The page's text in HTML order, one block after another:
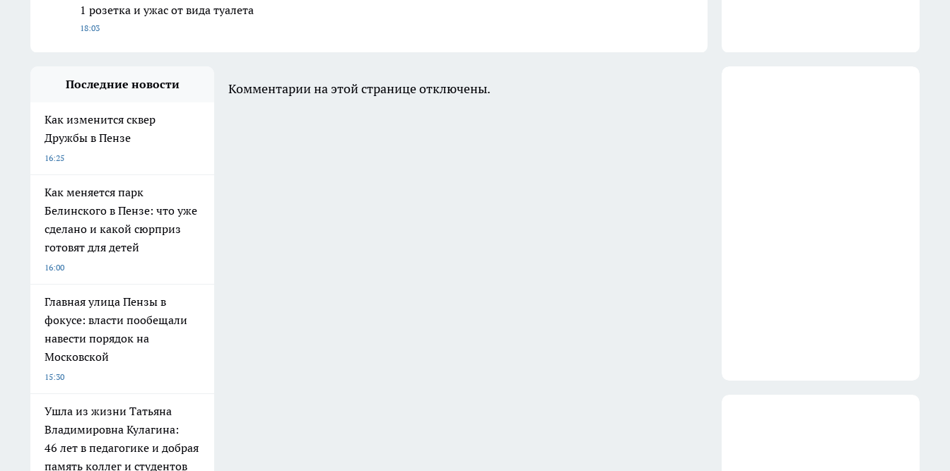
1 розетка и ужас от вида туалета
18:03
Последние новости
Как изменится сквер
Дружбы в Пензе
16:25
Как меняется парк
Белинского в Пензе: что уже
сделано и какой сюрприз
готовят для детей
16:00
Главная улица Пензы в
фокусе: власти пообещали
навести порядок на
Московской
15:30
Ушла из жизни Татьяна
Владимировна Кулагина:
46 лет в педагогике и добрая
память коллег и студентов
Комментарии на этой странице отключены.